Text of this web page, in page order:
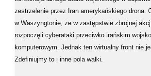
zestrzelenie przez Iran amerykańskiego drona.
w Waszyngtonie, że w zastępstwie zbrojnej
rozpoczęli cyberataki przeciwko irańskim
komputerowym. Jednak ten wirtualny front nie
Zdefiniujmy to i inne pola walki.